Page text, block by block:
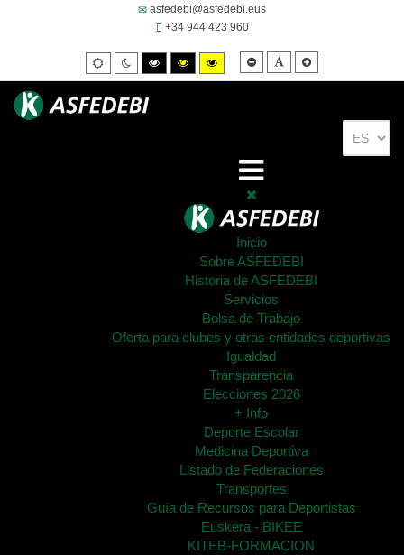
asfedebi@asfedebi.eus
+34 944 423 960
Default
mode
Night
mode
High
contrast
black/white
High
contrast
black/yellow
High
contrast
yellow/black
Smaller
font
Default
font
Inicio
Sobre ASFEDEBI
Historia de ASFEDEBI
Servicios
Bolsa de Trabajo
Oferta para clubes y otras entidades deportivas
Igualdad
Transparencia
Elecciones 2026
+ Info
Deporte Escolar
Medicina Deportiva
Listado de Federaciones
Transportes
Guía de Recursos para Deportistas
Euskera - BIKEE
KITEB-FORMACION